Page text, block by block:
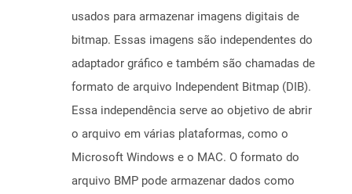
usados ​​para armazenar imagens digitais de
bitmap. Essas imagens são independentes do
adaptador gráfico e também são chamadas de
formato de arquivo Independent Bitmap (DIB).
Essa independência serve ao objetivo de abrir
o arquivo em várias plataformas, como o
Microsoft Windows e o MAC. O formato do
arquivo BMP pode armazenar dados como